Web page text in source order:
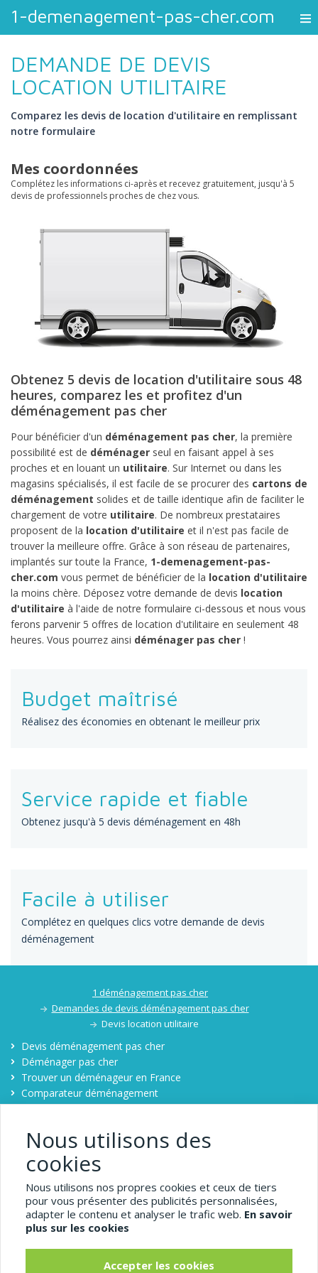
1-demenagement-pas-cher.com
DEMANDE DE DEVIS
LOCATION UTILITAIRE
Comparez les devis de location d'utilitaire en remplissant
notre formulaire
Mes coordonnées
Complétez les informations ci-après et recevez gratuitement, jusqu'à 5
devis de professionnels proches de chez vous.
Obtenez 5 devis de location d'utilitaire sous 48
heures, comparez les et profitez d'un
déménagement pas cher
Pour bénéficier d'un déménagement pas cher, la première
possibilité est de déménager seul en faisant appel à ses
proches et en louant un utilitaire. Sur Internet ou dans les
magasins spécialisés, il est facile de se procurer des cartons de
déménagement solides et de taille identique afin de faciliter le
chargement de votre utilitaire. De nombreux prestataires
proposent de la location d'utilitaire et il n'est pas facile de
trouver la meilleure offre. Grâce à son réseau de partenaires,
implantés sur toute la France, 1-demenagement-pas-
cher.com vous permet de bénéficier de la location d'utilitaire
la moins chère. Déposez votre demande de devis location
d'utilitaire à l'aide de notre formulaire ci-dessous et nous vous
ferons parvenir 5 offres de location d'utilitaire en seulement 48
heures. Vous pourrez ainsi déménager pas cher !
Budget maîtrisé
Réalisez des économies en obtenant le meilleur prix
Service rapide et fiable
Obtenez jusqu'à 5 devis déménagement en 48h
Facile à utiliser
Complétez en quelques clics votre demande de devis
déménagement
1 déménagement pas cher
Demandes de devis déménagement pas cher
Devis location utilitaire
Devis déménagement pas cher
Déménager pas cher
Trouver un déménageur en France
Comparateur déménagement
Mentions légales
1-demenagement-pas-
cher.com
Pour bénéficier d'un déménagement pas cher, comparez
Nous utilisons des
cookies
Nous utilisons nos propres cookies et ceux de tiers
pour vous présenter des publicités personnalisées,
adapter le contenu et analyser le trafic web. En savoir
plus sur les cookies
Accepter les cookies